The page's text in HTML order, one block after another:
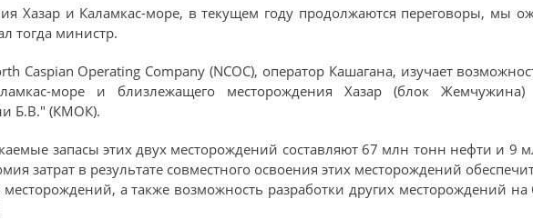
Хазар и Каламкас-море, в текущем году продолжаются переговоры, мы
тогда министр.
Caspian Operating Company (NCOC), оператор Кашагана, изучает
море и близлежащего месторождения Хазар (блок
Б.В." (КМОК).
запасы этих двух месторождений составляют 67 млн тонн нефти и 9
затрат в результате совместного освоения этих месторождений
а также возможность разработки других месторождений